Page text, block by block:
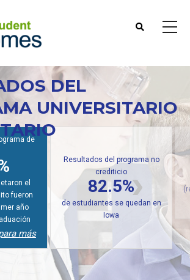
DEL
UNIVERSITARIO
de
el
fueron
año
más
Resultados del programa no
crediticio
82.5%
de estudiantes se quedan en
Iowa